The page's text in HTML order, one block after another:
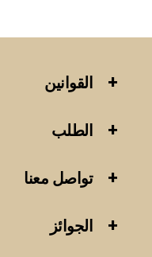
القوانين
الطلب
تواصل معنا
الجوائز